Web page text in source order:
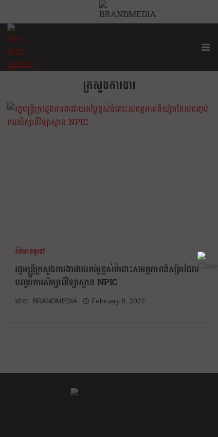
ក្រសួងការងារ
ព័ត៌មានទូទៅ
រដ្ឋមន្ត្រីក្រសួងការងារវាយតម្លៃខ្ពស់ចំពោះសមត្ថភាពនិស្សិតដែល
បញ្ចប់ការសិក្សាពីវិទ្យាស្ថាន NPIC
BRANDMEDIA February 9, 2022